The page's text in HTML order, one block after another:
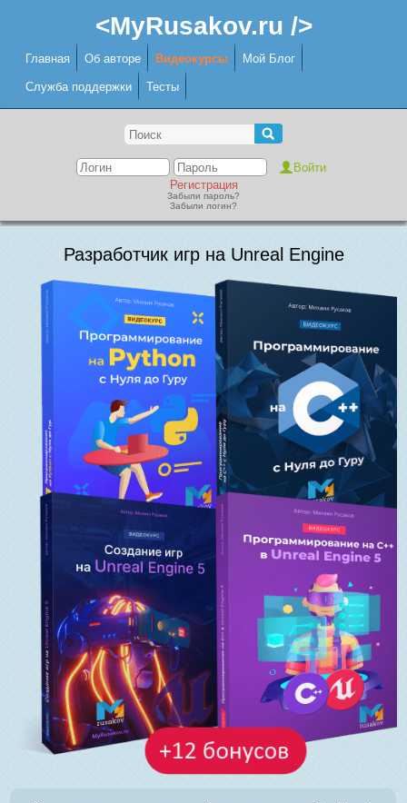
<MyRusakov.ru />
Главная Об авторе Видеокурсы Мой Блог
Служба поддержки Тесты
Регистрация
Забыли пароль?
Забыли логин?
Разработчик игр на Unreal Engine